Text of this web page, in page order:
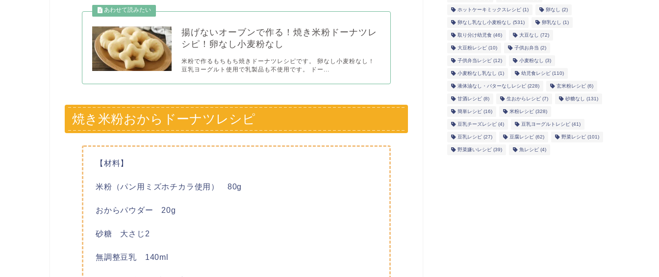
揚げないオーブンで作る！焼き米粉ドーナツレ
シピ！卵なし小麦粉なし
米粉で作るもちもち焼きドーナツレシピです。 卵なし小麦粉なし！
豆乳ヨーグルト使用で乳製品も不使用です。 ドー...
焼き米粉おからドーナツレシピ
【材料】
米粉（パン用ミズホチカラ使用） 80g
おからパウダー 20g
砂糖 大さじ2
無調整豆乳 140ml
ホットケーキミックスレシピ(1) 卵なし (2)
卵なし乳なし小麦粉なし (531) 卵乳なし (1)
取り分け幼児食(46) 大豆なし (72)
大豆粉レシピ(10) 子供お弁当 (2)
子供弁当レシピ(12) 小麦粉なし (3)
小麦粉なし乳なし (1) 幼児食レシピ(110)
液体油なし・バターなしレシピ(228) 玄米粉レシピ(6)
甘酒レシピ(8) 生おからレシピ(7) 砂糖なし (131)
簡単レシピ(16) 米粉レシピ(328)
豆乳チーズレシピ(4) 豆乳ヨーグルトレシピ(41)
豆乳レシピ(27) 豆腐レシピ(62) 野菜レシピ(101)
野菜嫌いレシピ(39) 魚レシピ(4)